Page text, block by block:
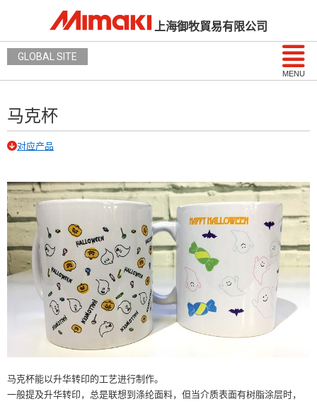
上海御牧貿易有限公司
MENU
GLOBAL SITE
马克杯
对应产品
马克杯能以升华转印的工艺进行制作。
一般提及升华转印，总是联想到涤纶面料，但当介质表面有树脂涂层时，